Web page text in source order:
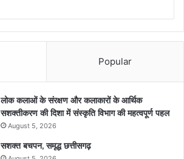
Popular
लोक कलाओं के संरक्षण और कलाकारों के आर्थिक
सशक्तीकरण की दिशा में संस्कृति विभाग की महत्वपूर्ण पहल
August 5, 2026
सशक्त बचपन, समृद्ध छत्तीसगढ़